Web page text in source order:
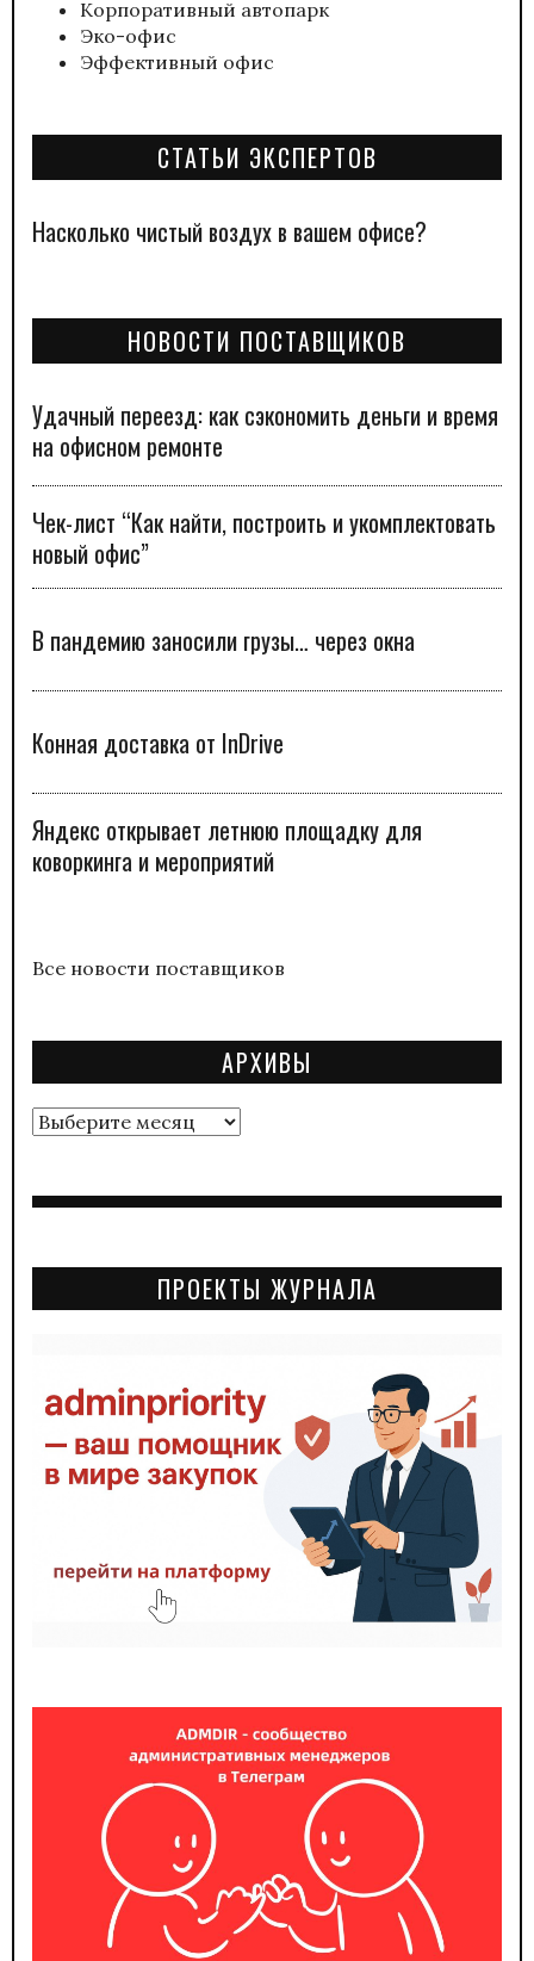
Корпоративный автопарк
Эко-офис
Эффективный офис
СТАТЬИ ЭКСПЕРТОВ
Насколько чистый воздух в вашем офисе?
НОВОСТИ ПОСТАВЩИКОВ
Удачный переезд: как сэкономить деньги и время
на офисном ремонте
Чек-лист “Как найти, построить и укомплектовать
новый офис”
В пандемию заносили грузы… через окна
Конная доставка от InDrive
Яндекс открывает летнюю площадку для
коворкинга и мероприятий
Все новости поставщиков
АРХИВЫ
Архивы
ПРОЕКТЫ ЖУРНАЛА